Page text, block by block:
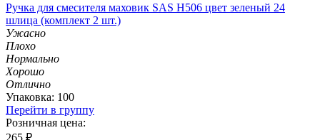
Ручка для смесителя маховик SAS H506 цвет зеленый 24
шлица (комплект 2 шт.)
Ужасно
Плохо
Нормально
Хорошо
Отлично
Упаковка: 100
Перейти в группу
Розничная цена:
265 ₽